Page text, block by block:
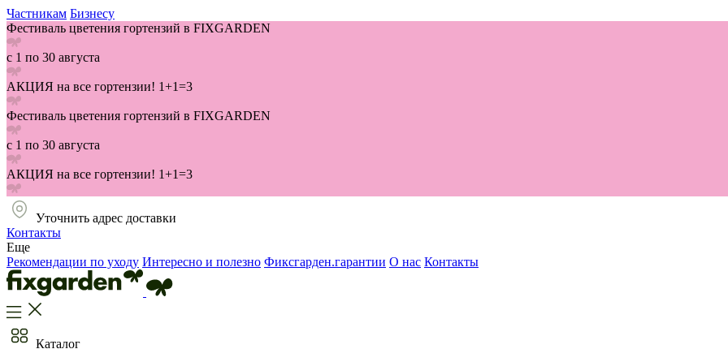
Частникам Бизнесу
Фестиваль цветения гортензий в FIXGARDEN
с 1 по 30 августа
АКЦИЯ на все гортензии! 1+1=3
Фестиваль цветения гортензий в FIXGARDEN
с 1 по 30 августа
АКЦИЯ на все гортензии! 1+1=3
Уточнить адрес доставки
Контакты
Еще
Рекомендации по уходу Интересно и полезно Фиксгарден.гарантии О нас Контакты
Каталог